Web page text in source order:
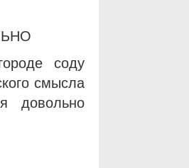
соду
смысла
довольно